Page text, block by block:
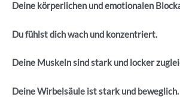
Deine körperlichen und emotionalen
Du fühlst dich wach und konzentriert.
Deine Muskeln sind stark und locker
Deine Wirbelsäule ist stark und beweglich.